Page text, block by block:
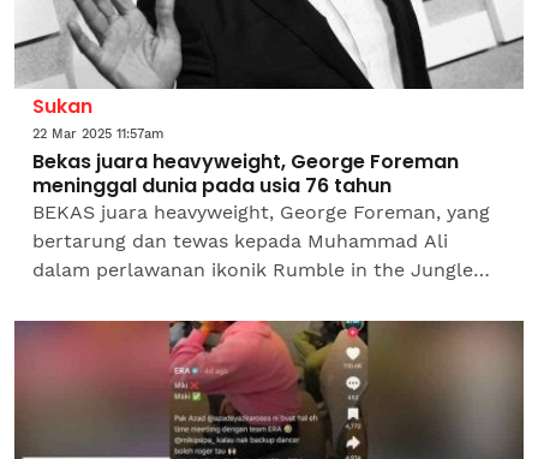
Sukan
22 Mar 2025 11:57am
Bekas juara heavyweight, George Foreman
meninggal dunia pada usia 76 tahun
BEKAS juara heavyweight, George Foreman, yang
bertarung dan tewas kepada Muhammad Ali
dalam perlawanan ikonik Rumble in the Jungle
gelaran dua dekad kemudian,...